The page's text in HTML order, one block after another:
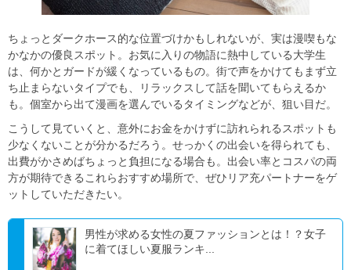
ちょっとダークホース的な位置づけかもしれないが、実は漫喫もな
かなかの優良スポット。お気に入りの物語に熱中している大学生
は、何かとガードが緩くなっているもの。街で声をかけてもまず立
ち止まらないタイプでも、リラックスして話を聞いてもらえるか
も。個室から出て漫画を選んでいるタイミングなどが、狙い目だ。
こうして見ていくと、意外にお金をかけずに訪れられるスポットも
少なくないことが分かるだろう。せっかくの出会いを得られても、
出費がかさめばちょっと負担になる場合も。出会い率とコスパの両
方が期待できるこれらおすすめ場所で、ぜひリア充パートナーをゲ
ットしていただきたい。
男性が求める女性の夏ファッションとは！？女子
に着てほしい夏服ランキ...